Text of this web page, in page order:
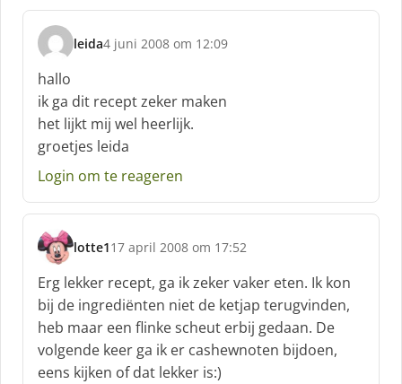
e
f
:
leida
s
c
h
r
e
e
:
4 juni 2008 om 12:09
hallo
ik ga dit recept zeker maken
het lijkt mij wel heerlijk.
groetjes leida
Login om te reageren
lotte1
s
c
h
r
e
e
f
17 april 2008 om 17:52
Erg lekker recept, ga ik zeker vaker eten. Ik kon
bij de ingrediënten niet de ketjap terugvinden,
heb maar een flinke scheut erbij gedaan. De
volgende keer ga ik er cashewnoten bijdoen,
eens kijken of dat lekker is:)